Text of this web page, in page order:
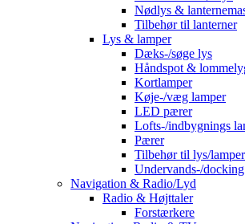
Nødlys &
Tilbehør til lanterner
Lys & lamper
Dæks-/søge lys
Håndspot &
Kortlamper
Køje-/væg lamper
LED pærer
Lofts-/indbygnings
Pærer
Tilbehør til lys/lamper
Undervands-/
Navigation & Radio/Lyd
Radio & Højttaler
Forstærkere